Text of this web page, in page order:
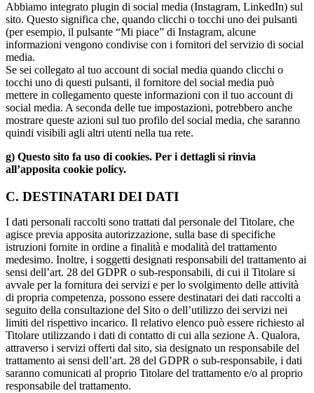
Abbiamo integrato plugin di social media (Instagram, LinkedIn) sul
sito. Questo significa che, quando clicchi o tocchi uno dei pulsanti
(per esempio, il pulsante “Mi piace” di Instagram, alcune
informazioni vengono condivise con i fornitori del servizio di social
media.
Se sei collegato al tuo account di social media quando clicchi o
tocchi uno di questi pulsanti, il fornitore del social media può
mettere in collegamento queste informazioni con il tuo account di
social media. A seconda delle tue impostazioni, potrebbero anche
mostrare queste azioni sul tuo profilo del social media, che saranno
quindi visibili agli altri utenti nella tua rete.
g) Questo sito fa uso di cookies. Per i dettagli si rinvia
all’apposita cookie policy.
C. DESTINATARI DEI DATI
I dati personali raccolti sono trattati dal personale del Titolare, che
agisce previa apposita autorizzazione, sulla base di specifiche
istruzioni fornite in ordine a finalità e modalità del trattamento
medesimo. Inoltre, i soggetti designati responsabili del trattamento ai
sensi dell’art. 28 del GDPR o sub-responsabili, di cui il Titolare si
avvale per la fornitura dei servizi e per lo svolgimento delle attività
di propria competenza, possono essere destinatari dei dati raccolti a
seguito della consultazione del Sito o dell’utilizzo dei servizi nei
limiti del rispettivo incarico. Il relativo elenco può essere richiesto al
Titolare utilizzando i dati di contatto di cui alla sezione A. Qualora,
attraverso i servizi offerti dal sito, sia designato un responsabile del
trattamento ai sensi dell’art. 28 del GDPR o sub-responsabile, i dati
saranno comunicati al proprio Titolare del trattamento e/o al proprio
responsabile del trattamento.